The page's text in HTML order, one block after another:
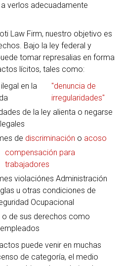
verlos adecuadamente
Law Firm, nuestro objetivo es
Bajo la ley federal y
tomar represalias en forma
lícitos, tales como:
en la
"denuncia de
irregularidades"
de la ley alienta o negarse
de discriminación o acoso
compensación para
trabajadores
violaciónes Administración
u otras condiciones de
Ocupacional
o de sus derechos como
empleados
puede venir en muchas
de categoría, el medio